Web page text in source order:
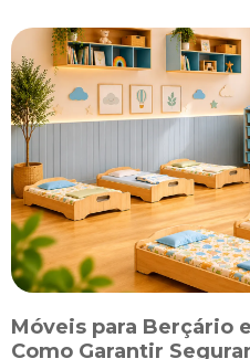
Móveis para Berçário
Como Garantir